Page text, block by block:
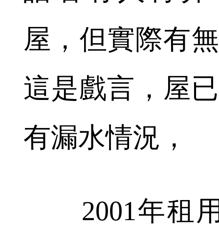
屋，但實際有
這是戲言，屋
有漏水情況，
2001年租用